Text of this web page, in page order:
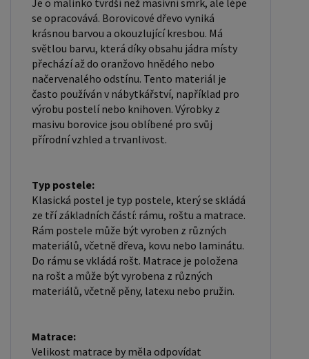
UŽIVATEL " - v horní liště ), vyplníte osobní údaje a
zakliknete " MÁME ZÁJEM O VELKOOBCHODNÍ
SPOLUPRÁCI " a zadáte fakturační údaje. Po jejich
kontrole, Vám bude povolen přístup do
velkoobchodu.
Je o malinko tvrdší než masivní smrk, ale lépe
se opracovává. Borovicové dřevo vyniká
krásnou barvou a okouzlující kresbou. Má
světlou barvu, která díky obsahu jádra místy
přechází až do oranžovo hnědého nebo
načervenalého odstínu. Tento materiál je
často používán v nábytkářství, například pro
výrobu postelí nebo knihoven. Výrobky z
masivu borovice jsou oblíbené pro svůj
přírodní vzhled a trvanlivost.
Typ postele:
Klasická postel je typ postele, který se skládá
ze tří základních částí: rámu, roštu a matrace.
Rám postele může být vyroben z různých
materiálů, včetně dřeva, kovu nebo laminátu.
Do rámu se vkládá rošt. Matrace je položena
na rošt a může být vyrobena z různých
materiálů, včetně pěny, latexu nebo pružin.
Matrace:
Velikost matrace by měla odpovídat